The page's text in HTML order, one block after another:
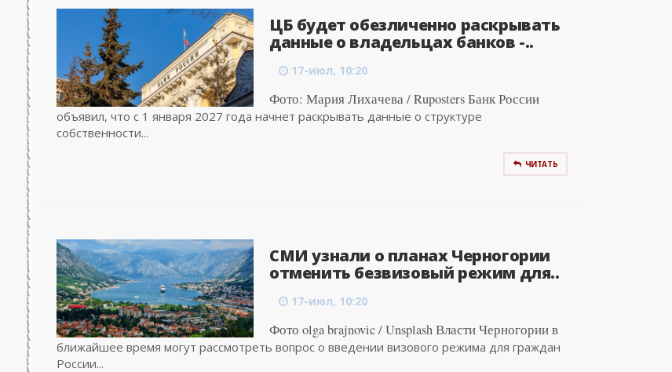
ЦБ будет обезличенно раскрывать
данные о владельцах банков -..
17-июл, 10:20
Фото: Мария Лихачева / Ruposters Банк России
объявил, что с 1 января 2027 года начнет раскрывать данные о структуре
собственности...
ЧИТАТЬ
СМИ узнали о планах Черногории
отменить безвизовый режим для..
17-июл, 10:20
Фото olga brajnovic / Unsplash Власти Черногории в
ближайшее время могут рассмотреть вопрос о введении визового режима для граждан
России...